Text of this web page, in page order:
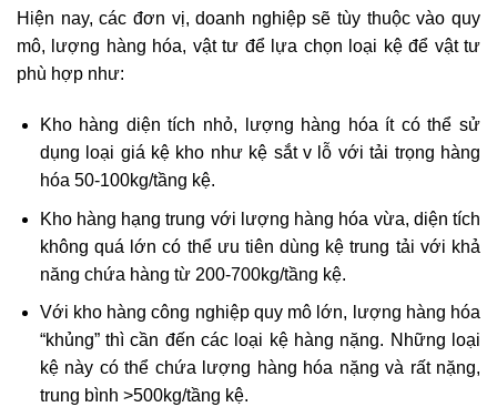
Hiện nay, các đơn vị, doanh nghiệp sẽ tùy thuộc vào quy
mô, lượng hàng hóa, vật tư để lựa chọn loại kệ để vật tư
phù hợp như:
Kho hàng diện tích nhỏ, lượng hàng hóa ít có thể sử
dụng loại giá kệ kho như kệ sắt v lỗ với tải trọng hàng
hóa 50-100kg/tầng kệ.
Kho hàng hạng trung với lượng hàng hóa vừa, diện tích
không quá lớn có thể ưu tiên dùng kệ trung tải với khả
năng chứa hàng từ 200-700kg/tầng kệ.
Với kho hàng công nghiệp quy mô lớn, lượng hàng hóa
“khủng” thì cần đến các loại kệ hàng nặng. Những loại
kệ này có thể chứa lượng hàng hóa nặng và rất nặng,
trung bình >500kg/tầng kệ.